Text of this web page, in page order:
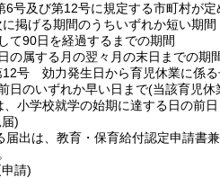
号及び第12号に規定する市町村が定
掲げる期間のうちいずれか短い期間
て90日を経過するまでの期間
の属する月の翌々月の末日までの期
号 効力発生日から育児休業に係
日のいずれか早い日まで(当該育児休
小学校就学の始期に達する日の前
)
届出は、教育・保育給付認定申請書
請)